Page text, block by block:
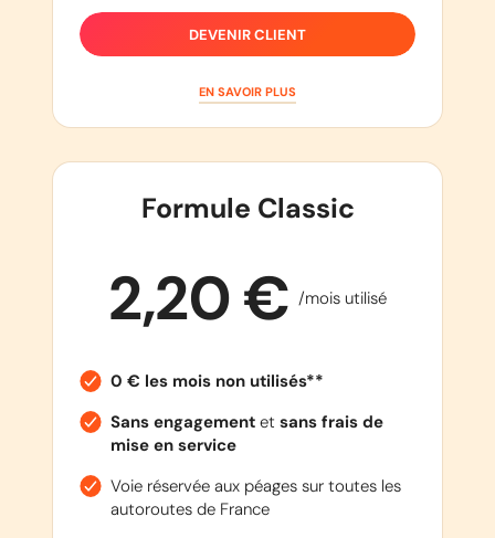
DEVENIR CLIENT
EN SAVOIR PLUS
Formule Classic
2,20 € /mois utilisé
0 € les mois non utilisés**
Sans engagementet sans frais de
mise en service
Voie réservée aux péages sur toutes les
autoroutes de France